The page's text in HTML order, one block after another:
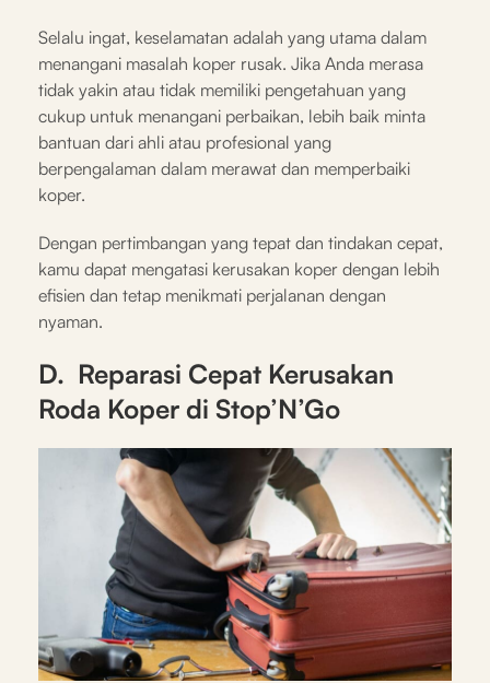
Selalu ingat, keselamatan adalah yang utama dalam
menangani masalah koper rusak. Jika Anda merasa
tidak yakin atau tidak memiliki pengetahuan yang
cukup untuk menangani perbaikan, lebih baik minta
bantuan dari ahli atau profesional yang
berpengalaman dalam merawat dan memperbaiki
koper.
Dengan pertimbangan yang tepat dan tindakan cepat,
kamu dapat mengatasi kerusakan koper dengan lebih
efisien dan tetap menikmati perjalanan dengan
nyaman.
D. Reparasi Cepat Kerusakan
Roda Koper di Stop’N’Go